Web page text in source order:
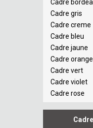
Cadre
Cadre gris
Cadre creme
Cadre bleu
Cadre jaune
Cadre orange
Cadre vert
Cadre violet
Cadre rose